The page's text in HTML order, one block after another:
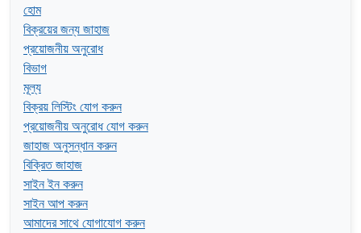
হোম
বিক্রয়ের জন্য জাহাজ
প্রয়োজনীয় অনুরোধ
বিভাগ
মূল্য
বিক্রয় লিস্টিং যোগ করুন
প্রয়োজনীয় অনুরোধ যোগ করুন
জাহাজ অনুসন্ধান করুন
বিক্রিত জাহাজ
সাইন ইন করুন
সাইন আপ করুন
আমাদের সাথে যোগাযোগ করুন